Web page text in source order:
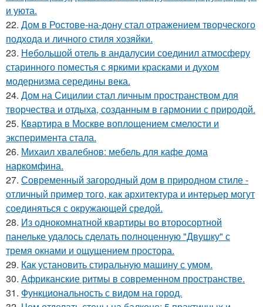
и уюта.
22. Дом в Ростове-на-дону стал отражением творческого
подхода и личного стиля хозяйки.
23. Небольшой отель в андалусии соединил атмосферу
старинного поместья с яркими красками и духом
модернизма середины века.
24. Дом на Сицилии стал личным пространством для
творчества и отдыха, созданным в гармонии с природой.
25. Квартира в Москве воплощением смелости и
эксперимента стала.
26. Михаил хвалебнов: мебель для кафе дома
наркомфина.
27. Современный загородный дом в природном стиле -
отличный пример того, как архитектура и интерьер могут
соединяться с окружающей средой.
28. Из однокомнатной квартиры во второсортной
панельке удалось сделать полноценную "Двушку" с
тремя окнами и ощущением простора.
29. Как установить стиральную машину с умом.
30. Африканские ритмы в современном пространстве.
31. Функциональность с видом на город.